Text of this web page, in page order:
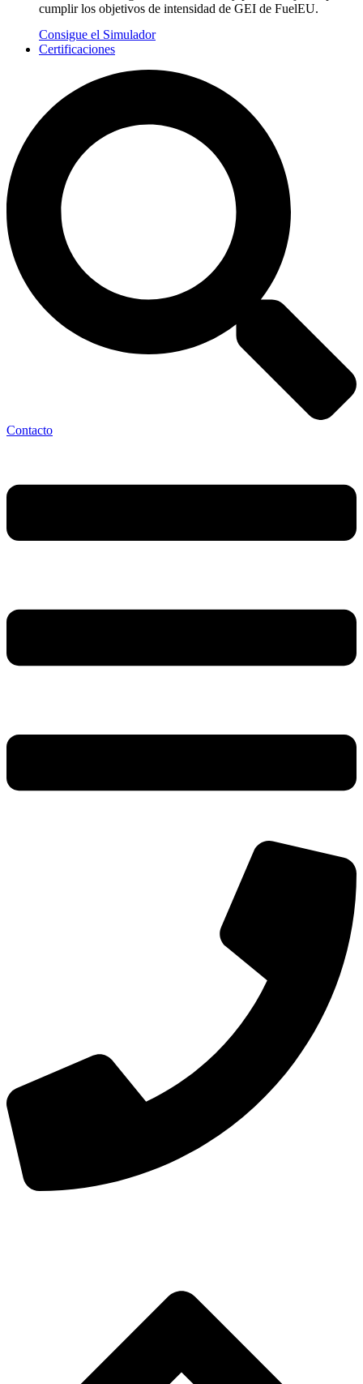
cumplir los objetivos de intensidad de GEI de FuelEU.
Consigue el Simulador
Certificaciones
Contacto